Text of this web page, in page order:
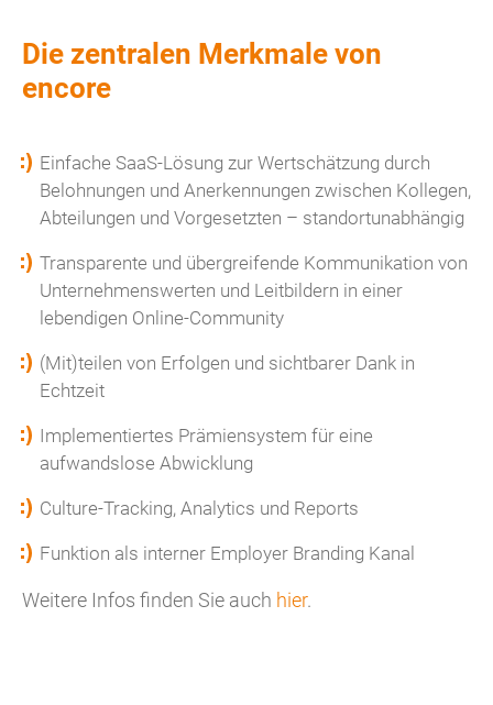
Die zentralen Merkmale von
encore
Einfache SaaS-Lösung zur Wertschätzung durch
Belohnungen und Anerkennungen zwischen Kollegen,
Abteilungen und Vorgesetzten – standortunabhängig
Transparente und übergreifende Kommunikation von
Unternehmenswerten und Leitbildern in einer
lebendigen Online-Community
(Mit)teilen von Erfolgen und sichtbarer Dank in
Echtzeit
Implementiertes Prämiensystem für eine
aufwandslose Abwicklung
Culture-Tracking, Analytics und Reports
Funktion als interner Employer Branding Kanal
Weitere Infos finden Sie auch hier.